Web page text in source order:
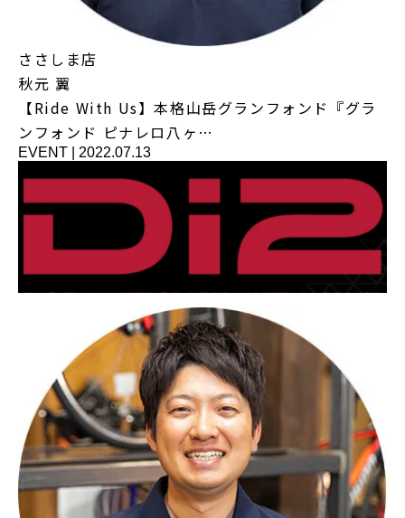
ささしま店
秋元 翼
【Ride With Us】本格山岳グランフォンド『グラ
ンフォンド ピナレロ八ヶ…
EVENT 2022.07.13